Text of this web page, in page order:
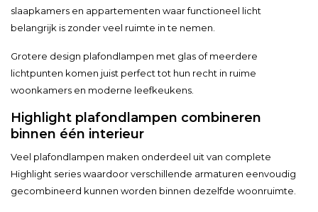
slaapkamers en appartementen waar functioneel licht
belangrijk is zonder veel ruimte in te nemen.
Grotere design plafondlampen met glas of meerdere
lichtpunten komen juist perfect tot hun recht in ruime
woonkamers en moderne leefkeukens.
Highlight plafondlampen combineren
binnen één interieur
Veel plafondlampen maken onderdeel uit van complete
Highlight series waardoor verschillende armaturen eenvoudig
gecombineerd kunnen worden binnen dezelfde woonruimte.